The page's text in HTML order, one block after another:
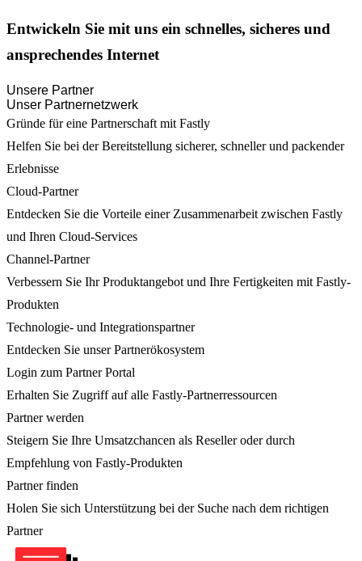
Entwickeln Sie mit uns ein schnelles, sicheres und
ansprechendes Internet
Unsere Partner
Unser Partnernetzwerk
Gründe für eine Partnerschaft mit Fastly
Helfen Sie bei der Bereitstellung sicherer, schneller und packender
Erlebnisse
Cloud-Partner
Entdecken Sie die Vorteile einer Zusammenarbeit zwischen Fastly
und Ihren Cloud-Services
Channel-Partner
Verbessern Sie Ihr Produktangebot und Ihre Fertigkeiten mit Fastly-
Produkten
Technologie- und Integrationspartner
Entdecken Sie unser Partnerökosystem
Login zum Partner Portal
Erhalten Sie Zugriff auf alle Fastly-Partnerressourcen
Partner werden
Steigern Sie Ihre Umsatzchancen als Reseller oder durch
Empfehlung von Fastly-Produkten
Partner finden
Holen Sie sich Unterstützung bei der Suche nach dem richtigen
Partner